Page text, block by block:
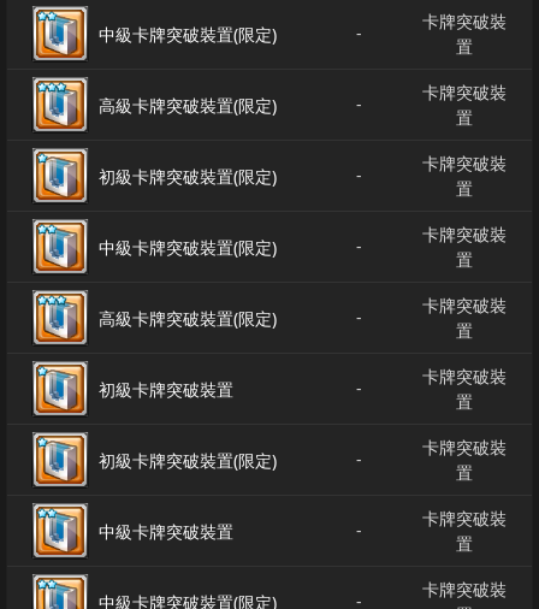
中級卡牌突破裝置(限定) -
卡牌突破裝
置
高級卡牌突破裝置(限定) -
卡牌突破裝
置
初級卡牌突破裝置(限定) -
卡牌突破裝
置
中級卡牌突破裝置(限定) -
卡牌突破裝
置
高級卡牌突破裝置(限定) -
卡牌突破裝
置
初級卡牌突破裝置 -
卡牌突破裝
置
初級卡牌突破裝置(限定) -
卡牌突破裝
置
中級卡牌突破裝置 -
卡牌突破裝
置
中級卡牌突破裝置(限定) -
卡牌突破裝